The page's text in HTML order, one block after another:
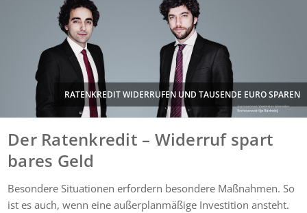
RATENKREDIT WIDERRUFEN UND TAUSENDE EURO SPAREN
Der Ratenkredit – Widerruf spart
bares Geld
Besondere Situationen erfordern besondere Maßnahmen. So
ist es auch, wenn eine außerplanmäßige Investition ansteht.